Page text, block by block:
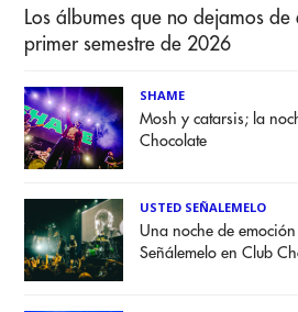
Los álbumes que no dejamos de
primer semestre de 2026
SHAME
Mosh y catarsis; la
Chocolate
USTED SEÑALEMELO
Una noche de
Señálemelo en Club